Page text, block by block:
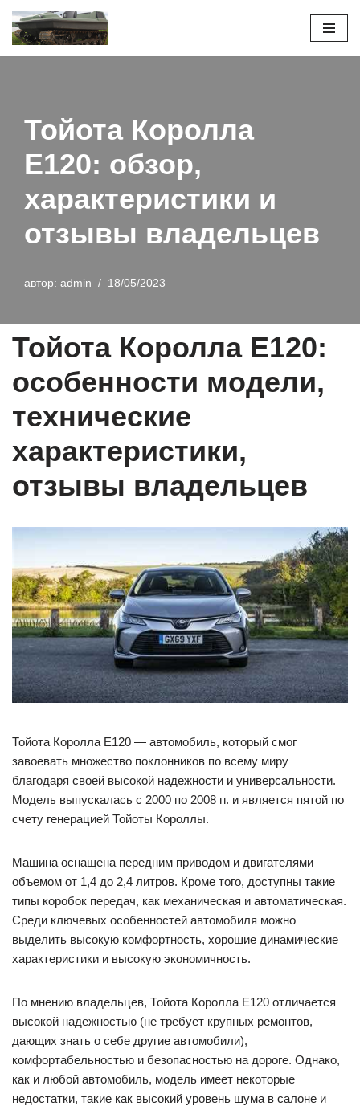
Перейти
Тойота Королла
Е120: обзор,
характеристики и
отзывы владельцев
автор: admin 18/05/2023
Тойота Королла Е120:
особенности модели,
технические
характеристики,
отзывы владельцев
Тойота Королла Е120 — автомобиль, который смог
завоевать множество поклонников по всему миру
благодаря своей высокой надежности и универсальности.
Модель выпускалась с 2000 по 2008 гг. и является пятой по
счету генерацией Тойоты Короллы.
Машина оснащена передним приводом и двигателями
объемом от 1,4 до 2,4 литров. Кроме того, доступны такие
типы коробок передач, как механическая и автоматическая.
Среди ключевых особенностей автомобиля можно
выделить высокую комфортность, хорошие динамические
характеристики и высокую экономичность.
По мнению владельцев, Тойота Королла Е120 отличается
высокой надежностью (не требует крупных ремонтов,
дающих знать о себе другие автомобили),
комфортабельностью и безопасностью на дороге. Однако,
как и любой автомобиль, модель имеет некоторые
недостатки, такие как высокий уровень шума в салоне и